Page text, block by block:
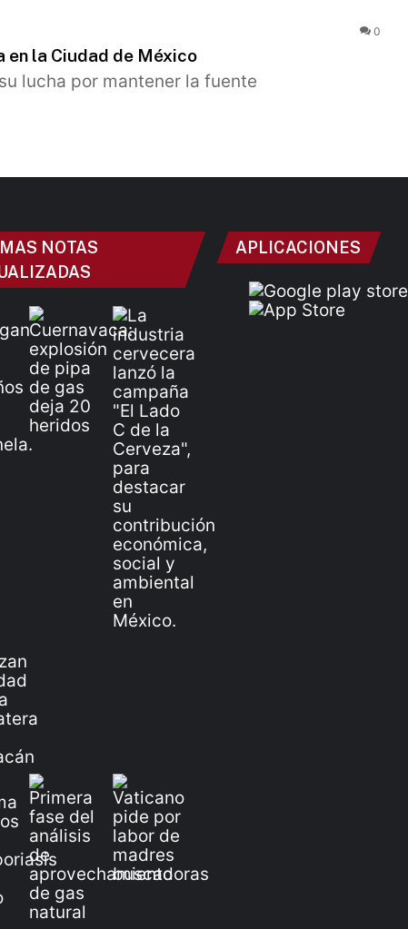
0
en la Ciudad de México
lucha por mantener la fuente
NOTAS
APLICACIONES